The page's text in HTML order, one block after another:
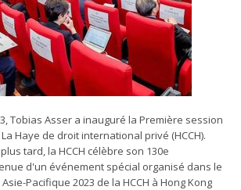
Tobias Asser a inauguré la Première session
Haye de droit international privé (HCCH).
tard, la HCCH célèbre son 130e
d'un événement spécial organisé dans le
Pacifique 2023 de la HCCH à Hong Kong